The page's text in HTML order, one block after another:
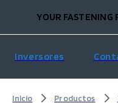
YOUR FASTENING
Inversores
Inicio Productos